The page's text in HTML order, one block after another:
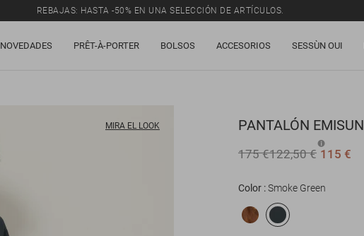
REBAJAS: HASTA -50% EN UNA SELECCIÓN DE ARTÍCULOS.
NOVEDADES PRÊT-À-PORTER BOLSOS ACCESORIOS SESSÙN OUI
MIRA EL LOOK PANTALÓN EMISUN
175 €122,50 € 115 €
Color Smoke Green